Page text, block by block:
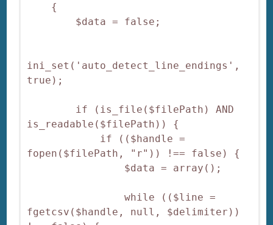
{
$data = false;
ini_set('auto_detect_line_endings',
true);
if (is_file($filePath) AND
is_readable($filePath)) {
if (($handle =
fopen($filePath, "r")) !== false) {
$data = array();
while (($line =
fgetcsv($handle, null, $delimiter))